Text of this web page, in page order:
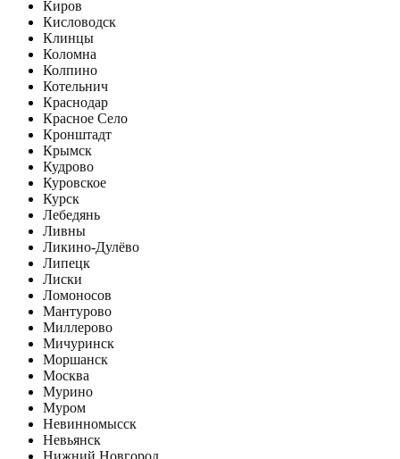
Киров
Кисловодск
Клинцы
Коломна
Колпино
Котельнич
Краснодар
Красное Село
Кронштадт
Крымск
Кудрово
Куровское
Курск
Лебедянь
Ливны
Ликино-Дулёво
Липецк
Лиски
Ломоносов
Мантурово
Миллерово
Мичуринск
Моршанск
Москва
Мурино
Муром
Невинномысск
Невьянск